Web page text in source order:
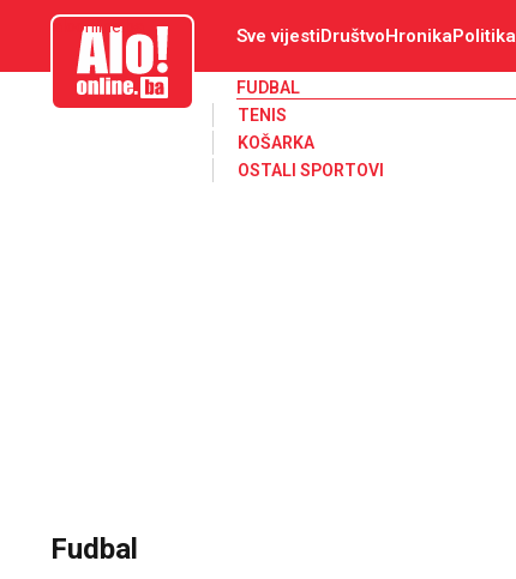
aloonline.ba Sve vijestiDruštvoHronikaPolitika
FUDBAL
TENIS
KOŠARKA
OSTALI SPORTOVI
Fudbal